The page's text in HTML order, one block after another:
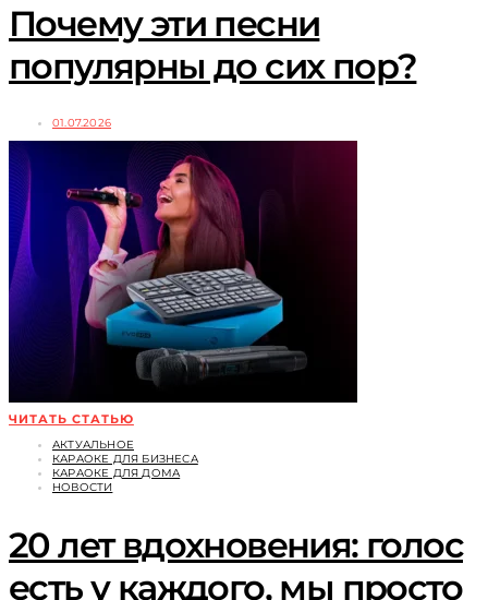
Почему эти песни
популярны до сих пор?
01.07.2026
ЧИТАТЬ СТАТЬЮ
АКТУАЛЬНОЕ
КАРАОКЕ ДЛЯ БИЗНЕСА
КАРАОКЕ ДЛЯ ДОМА
НОВОСТИ
20 лет вдохновения: голос
есть у каждого, мы просто